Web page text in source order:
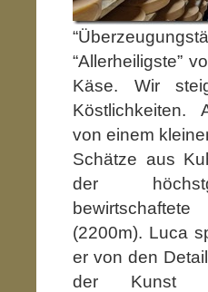
“Allerheiligste”
Käse. Wir
Köstlichkeiten.
von einem
Schätze aus
der
(2200m). Luca
er von den
der Kunst